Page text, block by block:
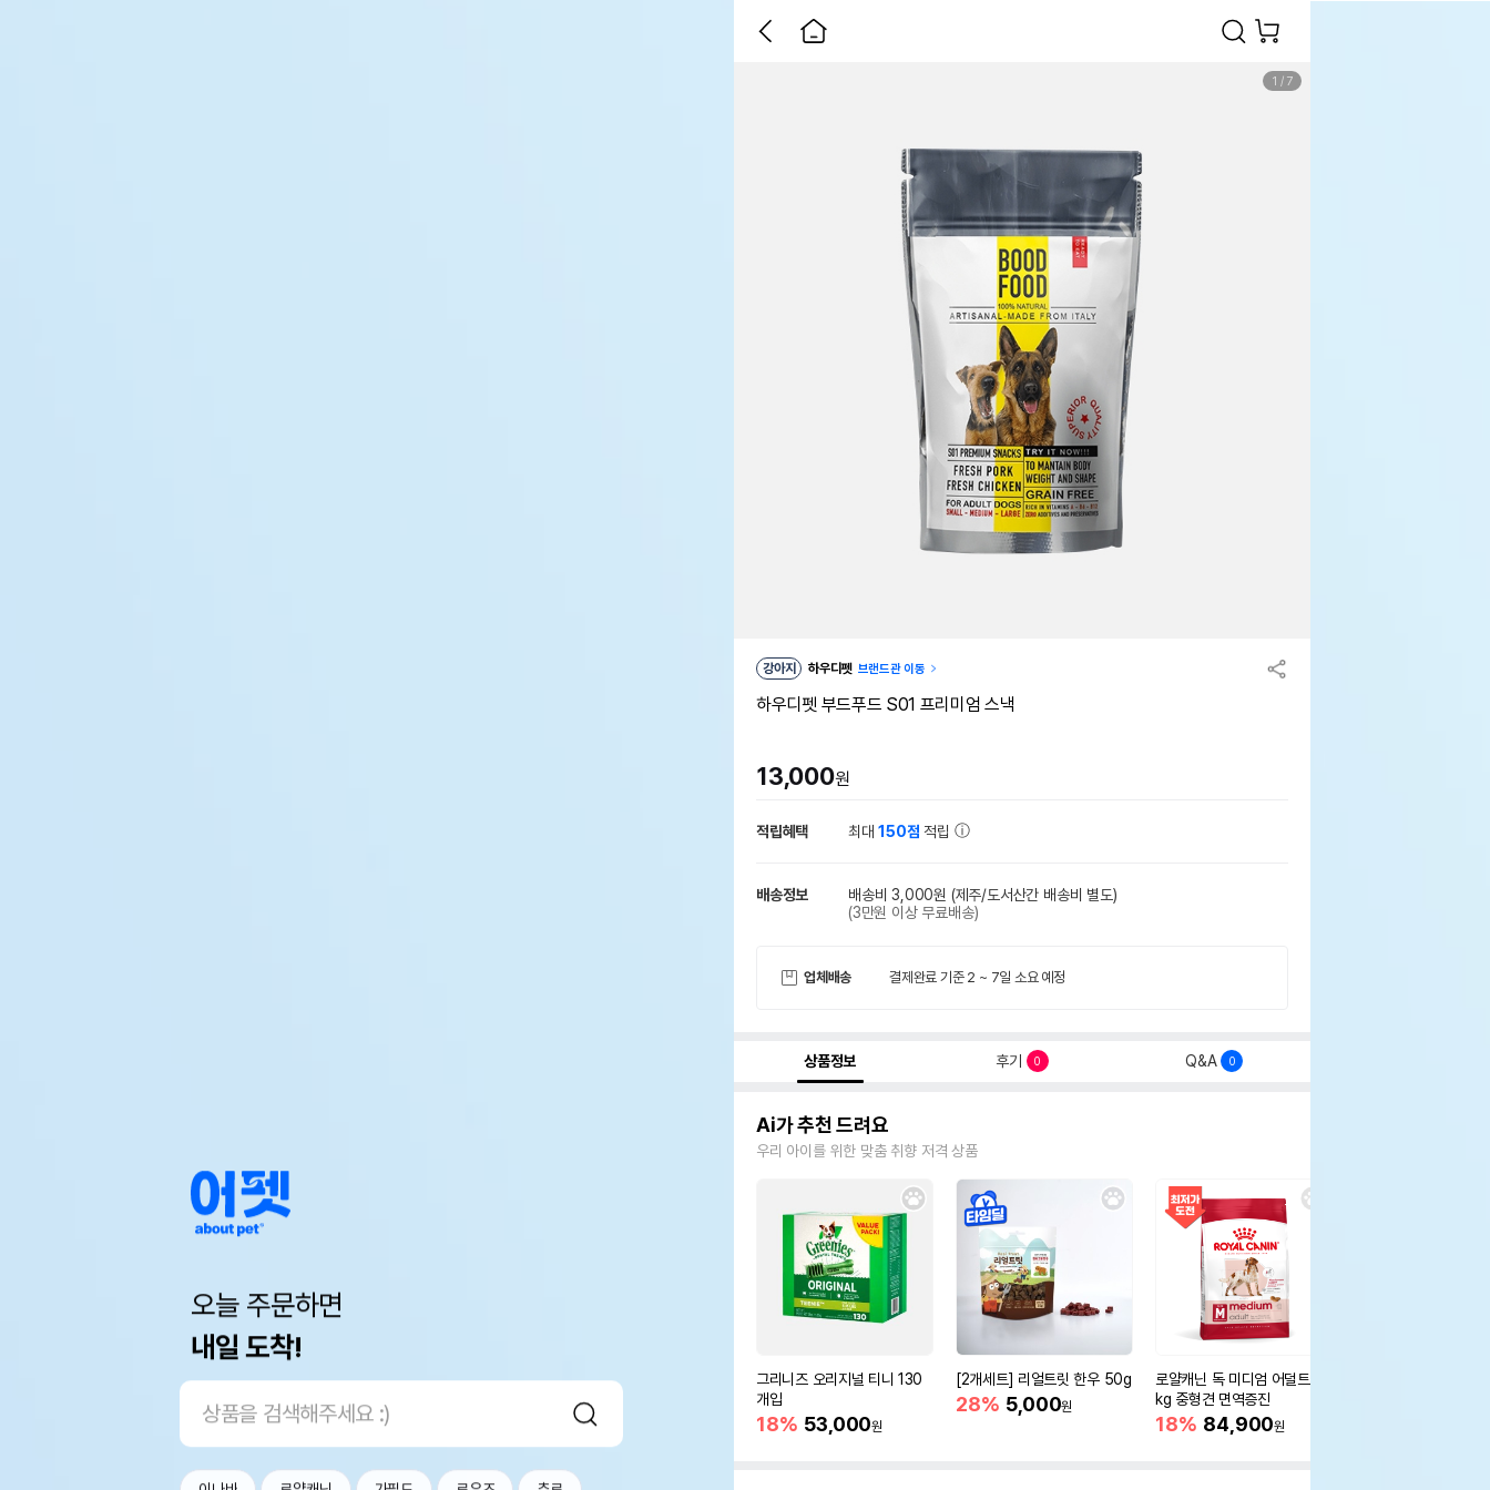
오늘 주문하면
내일 도착!
1 / 7
강아지 하우디펫 브랜드관 이동
하우디펫 부드푸드 S01 프리미엄 스낵
13,000원
적립혜택 최대150점 적립
배송정보 배송비 3,000원 (제주/도서산간 배송비 별도)
(3만원 이상 무료배송)
업체배송 결제완료 기준 2 ~ 7일 소요 예정
상품정보 후기 0 Q&A 0
Ai가 추천 드려요
우리 아이를 위한 맞춤 취향 저격 상품
그리니즈 오리지널 티니 130
개입
18% 53,000원
[2개세트] 리얼트릿 한우 50g
28% 5,000원
로얄캐닌 독 미디엄 어덜트 10
kg 중형견 면역증진
18% 84,900원